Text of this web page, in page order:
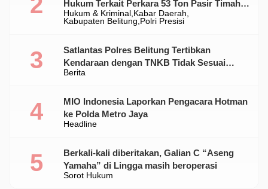
Hukum & Kriminal
Kabar Daerah
Kabupaten Belitung Polri Presisi
Hukum Terkait Perkara 53 Ton Pasir Timah
Ilegal Di Belitung
Berita
Satlantas Polres Belitung Tertibkan
Kendaraan dengan TNKB Tidak Sesuai
Standar
Headline
MIO Indonesia Laporkan Pengacara Hotman
ke Polda Metro Jaya
Sorot Hukum
Berkali-kali diberitakan, Galian C “Aseng
Yamaha” di Lingga masih beroperasi